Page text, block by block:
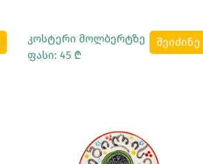
კოსტერი მოლბერტზე
ფასი: 45 ₾
შეიძინე